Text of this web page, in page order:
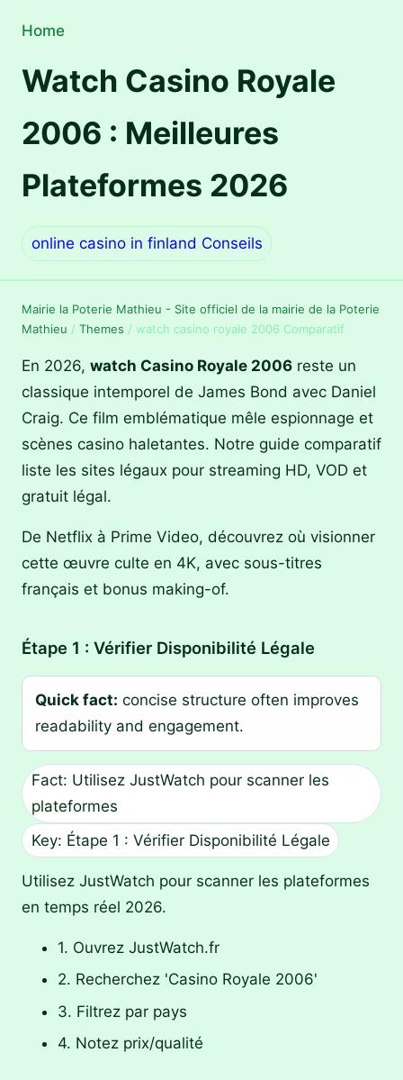
Home
Watch Casino Royale
2006 : Meilleures
Plateformes 2026
online casino in finland Conseils
Mairie la Poterie Mathieu - Site officiel de la mairie de la Poterie
Mathieu / Themes / watch casino royale 2006 Comparatif
En 2026, watch Casino Royale 2006 reste un
classique intemporel de James Bond avec Daniel
Craig. Ce film emblématique mêle espionnage et
scènes casino haletantes. Notre guide comparatif
liste les sites légaux pour streaming HD, VOD et
gratuit légal.
De Netflix à Prime Video, découvrez où visionner
cette œuvre culte en 4K, avec sous-titres
français et bonus making-of.
Étape 1 : Vérifier Disponibilité Légale
Quick fact: concise structure often improves
readability and engagement.
Fact: Utilisez JustWatch pour scanner les
plateformes
Key: Étape 1 : Vérifier Disponibilité Légale
Utilisez JustWatch pour scanner les plateformes
en temps réel 2026.
1. Ouvrez JustWatch.fr
2. Recherchez 'Casino Royale 2006'
3. Filtrez par pays
4. Notez prix/qualité